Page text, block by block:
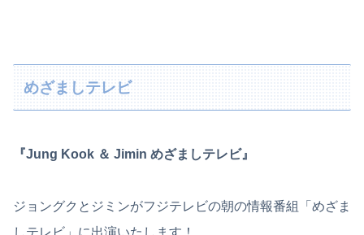
めざましテレビ
『Jung Kook ＆ Jimin めざましテレビ』
ジョングクとジミンがフジテレビの朝の情報番組「めざま